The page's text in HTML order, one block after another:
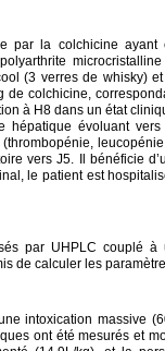
par la colchicine
(3 verres de whisky)
de colchicine,
à H8 dans un état
hépatique évoluant
vers J5. Il bénéficie
le patient est
par UHPLC couplé
de calculer les
intoxication massive
ont été mesurés et